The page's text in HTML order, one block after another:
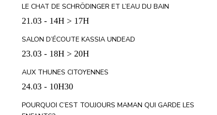
LE CHAT DE SCHRÖDINGER ET L’EAU DU BAIN
21.03 - 14H > 17H
SALON D’ÉCOUTE KASSIA UNDEAD
23.03 - 18H > 20H
AUX THUNES CITOYENNES
24.03 - 10H30
POURQUOI C’EST TOUJOURS MAMAN QUI GARDE LES